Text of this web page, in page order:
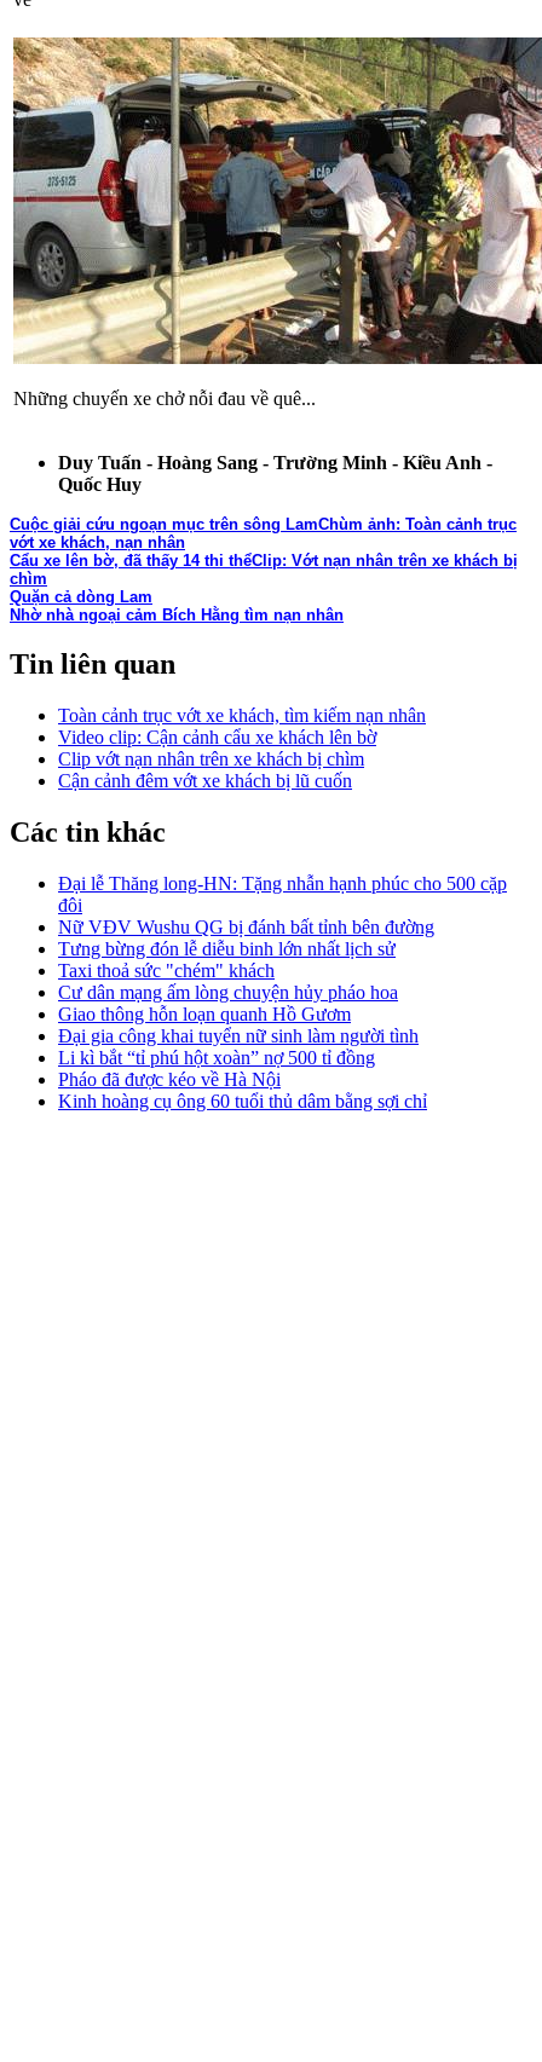
Những chuyến xe chở nỗi đau về quê...
Duy Tuấn - Hoàng Sang - Trường Minh - Kiều Anh -
Quốc Huy
Cuộc giải cứu ngoạn mục trên sông LamChùm ảnh: Toàn cảnh trục
vớt xe khách, nạn nhân
Cẩu xe lên bờ, đã thấy 14 thi thểClip: Vớt nạn nhân trên xe khách bị
chìm
Quặn cả dòng Lam
Nhờ nhà ngoại cảm Bích Hằng tìm nạn nhân
Tin liên quan
Toàn cảnh trục vớt xe khách, tìm kiếm nạn nhân
Video clip: Cận cảnh cẩu xe khách lên bờ
Clip vớt nạn nhân trên xe khách bị chìm
Cận cảnh đêm vớt xe khách bị lũ cuốn
Các tin khác
Đại lễ Thăng long-HN: Tặng nhẫn hạnh phúc cho 500 cặp
đôi
Nữ VĐV Wushu QG bị đánh bất tỉnh bên đường
Tưng bừng đón lễ diễu binh lớn nhất lịch sử
Taxi thoả sức "chém" khách
Cư dân mạng ấm lòng chuyện hủy pháo hoa
Giao thông hỗn loạn quanh Hồ Gươm
Đại gia công khai tuyển nữ sinh làm người tình
Li kì bắt “tỉ phú hột xoàn” nợ 500 tỉ đồng
Pháo đã được kéo về Hà Nội
Kinh hoàng cụ ông 60 tuổi thủ dâm bằng sợi chỉ